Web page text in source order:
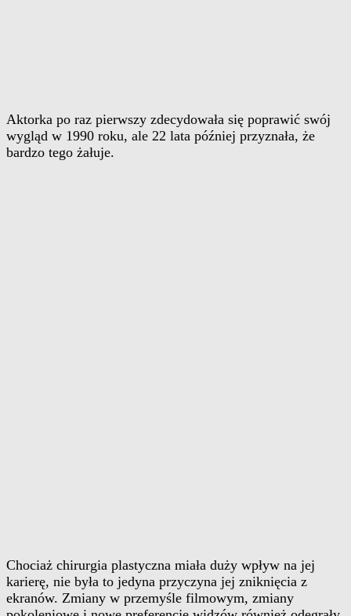
Aktorka po raz pierwszy zdecydowała się poprawić swój
wygląd w 1990 roku, ale 22 lata później przyznała, że
bardzo tego żałuje.
Chociaż chirurgia plastyczna miała duży wpływ na jej
karierę, nie była to jedyna przyczyna jej zniknięcia z
ekranów. Zmiany w przemyśle filmowym, zmiany